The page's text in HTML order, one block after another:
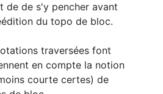
de de s'y pencher avant
du topo de bloc.
traversées font
en compte la notion
courte certes) de